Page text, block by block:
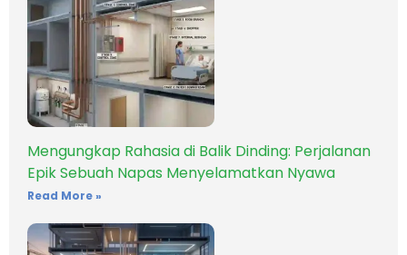
Mengungkap Rahasia di Balik Dinding: Perjalanan
Epik Sebuah Napas Menyelamatkan Nyawa
Read More »